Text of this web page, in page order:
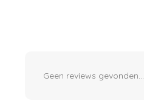
Geen reviews gevonden...